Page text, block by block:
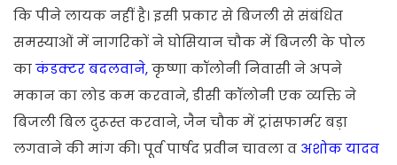
कि पीने लायक नहीं है। इसी प्रकार से बिजली से संबंधित
समस्याओं में नागरिकों ने घोसियान चौक में बिजली के पोल
काकंडक्टर बदलवाने,कृष्णा कॉलोनी निवासी ने अपने
मकान का लोड कम करवाने, डीसी कॉलोनी एक व्यक्ति ने
बिजली बिल दुरूस्त करवाने, जैन चौक में ट्रांसफार्मर बड़ा
लगवाने की मांग की। पूर्व पार्षद प्रवीन चावला व अशोक यादव